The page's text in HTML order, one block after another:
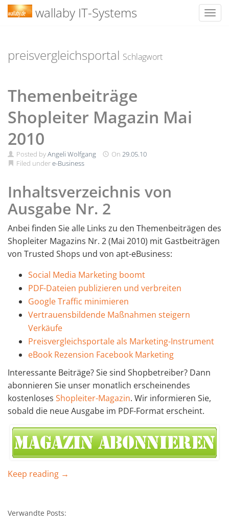
wallaby IT-Systems
preisvergleichsportal Schlagwort
Themenbeiträge
Shopleiter Magazin Mai
2010
Posted byAngeli Wolfgang On 29.05.10
Filed undere-Business
Inhaltsverzeichnis von
Ausgabe Nr. 2
Anbei finden Sie alle Links zu den Themenbeiträgen des
Shopleiter Magazins Nr. 2 (Mai 2010) mit Gastbeiträgen
von Trusted Shops und von apt-eBusiness:
Social Media Marketing boomt
PDF-Dateien publizieren und verbreiten
Google Traffic minimieren
Vertrauensbildende Maßnahmen steigern
Verkäufe
Preisvergleichsportale als Marketing-Instrument
eBook Rezension Facebook Marketing
Interessante Beiträge? Sie sind Shopbetreiber? Dann
abonnieren Sie unser monatlich erscheinendes
kostenloses Shopleiter-Magazin. Wir informieren Sie,
sobald die neue Ausgabe im PDF-Format erscheint.
Keep reading →
Verwandte Posts: